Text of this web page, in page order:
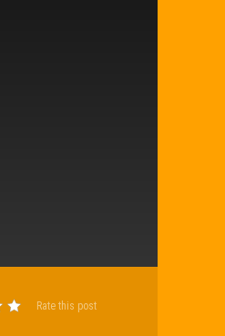
Rate this post